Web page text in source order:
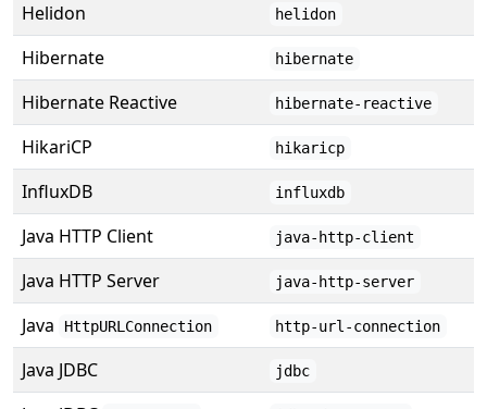
Helidon helidon
Hibernate hibernate
Hibernate Reactive hibernate-reactive
HikariCP hikaricp
InfluxDB influxdb
Java HTTP Client java-http-client
Java HTTP Server java-http-server
Java HttpURLConnection http-url-connection
Java JDBC jdbc